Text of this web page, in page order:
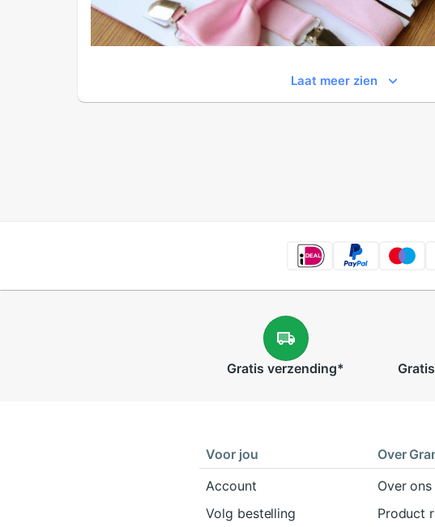
Laat meer zien
Gratis verzending* Gratis
Voor jou
Account
Volg bestelling
Over
Over ons
Product